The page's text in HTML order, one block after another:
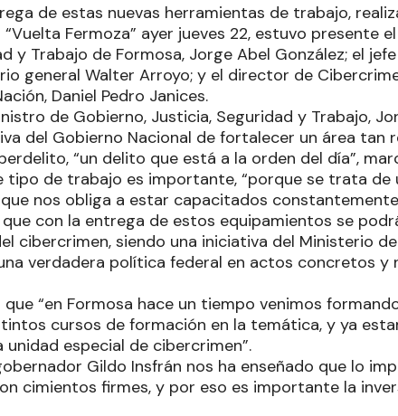
de estas nuevas herramientas de trabajo,
Fermoza” ayer jueves 22, estuvo presente
y Trabajo de Formosa, Jorge Abel González; el
general Walter Arroyo; y el director de
Daniel Pedro Janices.
de Gobierno, Justicia, Seguridad y Trabajo,
del Gobierno Nacional de fortalecer un área tan
“un delito que está a la orden del día”,
tipo de trabajo es importante, “porque se trata de
nos obliga a estar capacitados
con la entrega de estos equipamientos se
cibercrimen, siendo una iniciativa del Ministerio
verdadera política federal en actos concretos y
“en Formosa hace un tiempo venimos
cursos de formación en la temática, y ya
especial de cibercrimen”.
Gildo Insfrán nos ha enseñado que lo
cimientos firmes, y por eso es importante la